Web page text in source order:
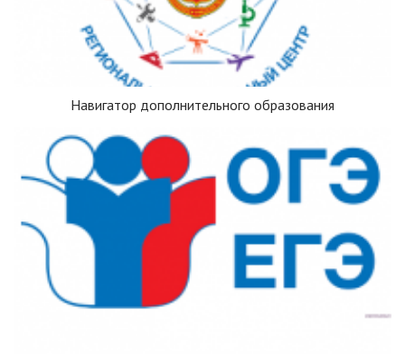
Навигатор дополнительного образования